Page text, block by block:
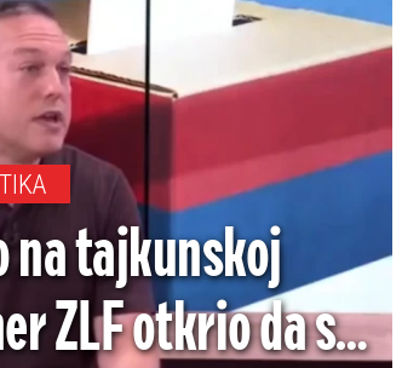
na tajkunskoj
ZLF otkrio da su